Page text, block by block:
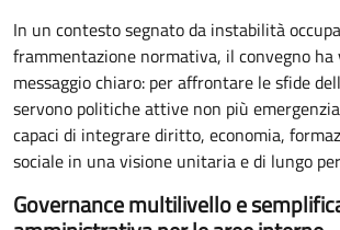
In un contesto segnato da instabilità
frammentazione normativa, il convegno
messaggio chiaro: per affrontare le sfide
servono politiche attive non più
capaci di integrare diritto, economia,
sociale in una visione unitaria e di lungo
Governance multilivello e